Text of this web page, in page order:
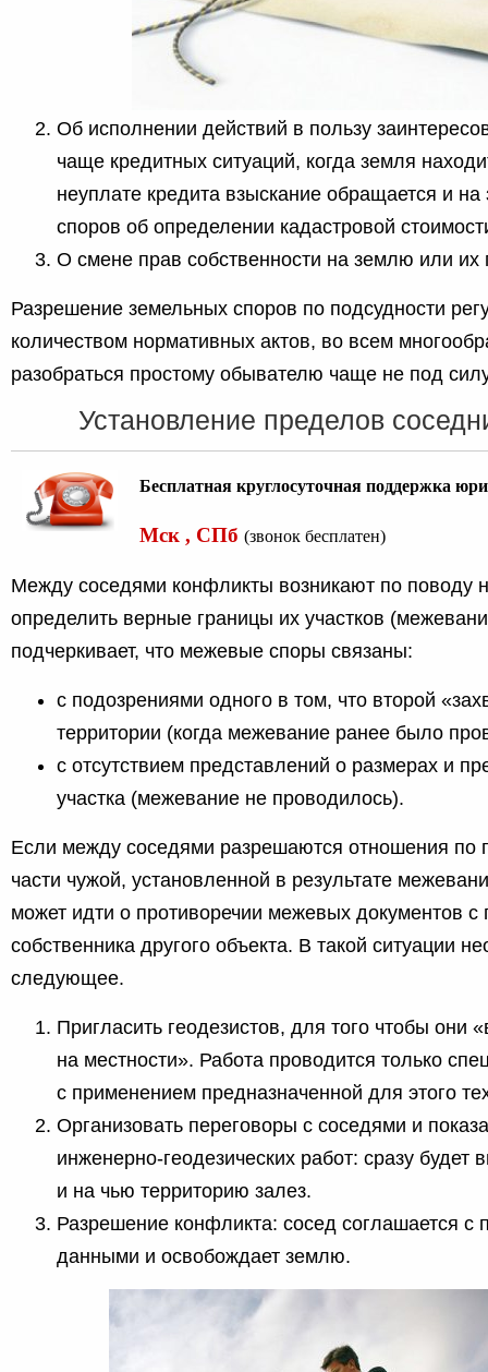
Об исполнении действий в пользу
чаще кредитных ситуаций, когда земля
неуплате кредита взыскание обращается и
споров об определении кадастровой
О смене прав собственности на землю или их
Разрешение земельных споров по подсудности
количеством нормативных актов, во всем
разобраться простому обывателю чаще не под
Установление пределов
Бесплатная круглосуточная поддержка
Мск , СПб(звонок бесплатен)
Между соседями конфликты возникают по поводу
определить верные границы их участков
подчеркивает, что межевые споры связаны:
с подозрениями одного в том, что второй
территории (когда межевание ранее было
с отсутствием представлений о размерах и
участка (межевание не проводилось).
Если между соседями разрешаются отношения по
части чужой, установленной в результате
может идти о противоречии межевых документов с
собственника другого объекта. В такой ситуации
следующее.
Пригласить геодезистов, для того чтобы они
на местности». Работа проводится только
с применением предназначенной для этого
Организовать переговоры с соседями и
инженерно-геодезических работ: сразу будет
и на чью территорию залез.
Разрешение конфликта: сосед соглашается с
данными и освобождает землю.